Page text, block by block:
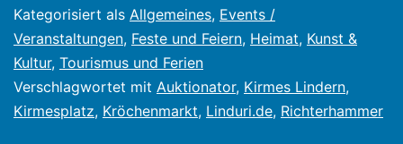
Kategorisiert als Allgemeines, Events /
Veranstaltungen, Feste und Feiern, Heimat, Kunst &
Kultur, Tourismus und Ferien
Verschlagwortet mit Auktionator, Kirmes Lindern,
Kirmesplatz, Kröchenmarkt, Linduri.de, Richterhammer